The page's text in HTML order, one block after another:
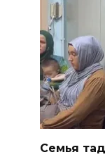
Семья